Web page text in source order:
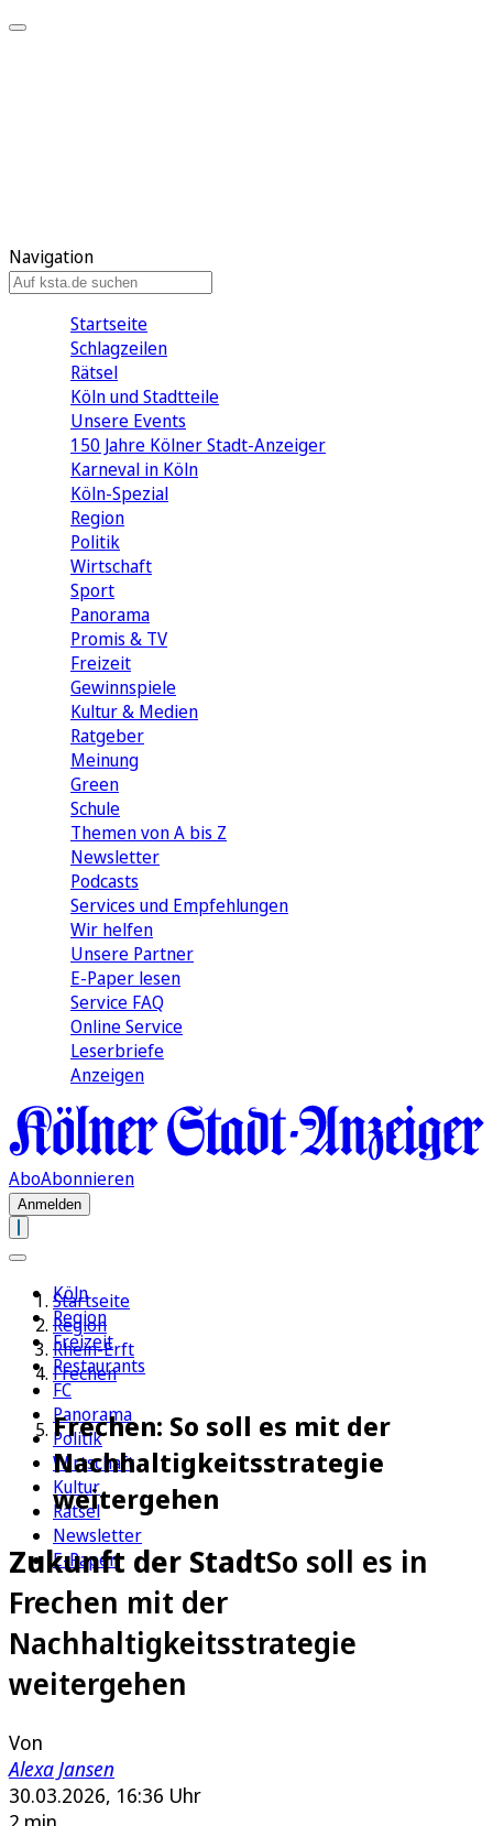
Navigation
Startseite
Schlagzeilen
Rätsel
Köln und Stadtteile
Unsere Events
150 Jahre Kölner Stadt-Anzeiger
Karneval in Köln
Köln-Spezial
Region
Politik
Wirtschaft
Sport
Panorama
Promis & TV
Freizeit
Gewinnspiele
Kultur & Medien
Ratgeber
Meinung
Green
Schule
Themen von A bis Z
Newsletter
Podcasts
Services und Empfehlungen
Wir helfen
Unsere Partner
E-Paper lesen
Service FAQ
Online Service
Leserbriefe
Anzeigen
AboAbonnieren
Anmelden
Köln
Region
Freizeit
Restaurants
FC
Panorama
Politik
Wirtschaft
Kultur
Rätsel
Newsletter
E-Paper
Startseite
Region
Rhein-Erft
Frechen
Frechen: So soll es mit der
Nachhaltigkeitsstrategie
weitergehen
Zukunft der StadtSo soll es in
Frechen mit der
Nachhaltigkeitsstrategie
weitergehen
Von
Alexa Jansen
30.03.2026, 16:36 Uhr